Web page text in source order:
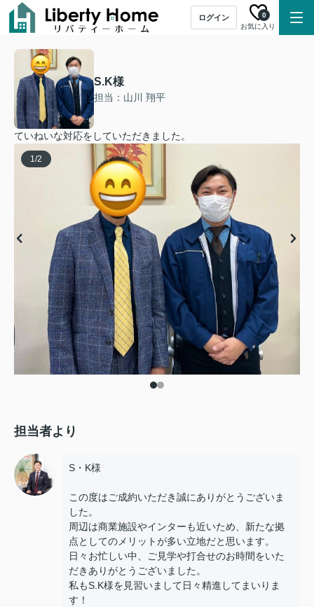
ログイン
お気に入り
0
S.K様
担当：山川 翔平
ていねいな対応をしていただきました。
1/2
担当者より
S・K様
この度はご成約いただき誠にありがとうございま
した。
周辺は商業施設やインターも近いため、新たな拠
点としてのメリットが多い立地だと思います。
日々お忙しい中、ご見学や打合せのお時間をいた
だきありがとうございました。
私もS.K様を見習いまして日々精進してまいりま
す！